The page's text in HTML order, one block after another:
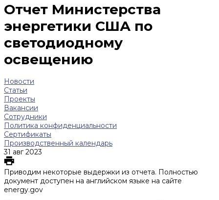
Отчет Министерства
энергетики США по
светодиодному
освещению
Новости
Статьи
Проекты
Вакансии
Сотрудники
Политика конфиденциальности
Сертификаты
Производственный календарь
31 авг 2023
Приводим некоторые выдержки из отчета. Полностью
документ доступен на английском языке на сайте
energy.gov